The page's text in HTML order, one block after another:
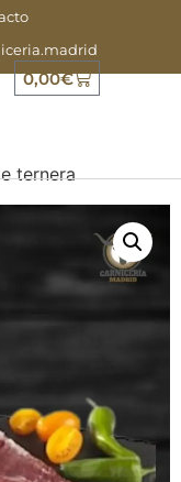
0,00€
ternera